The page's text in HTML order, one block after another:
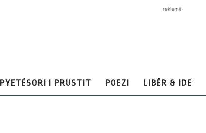
reklamë
PYETËSORI I PRUSTIT POEZI LIBËR & IDE